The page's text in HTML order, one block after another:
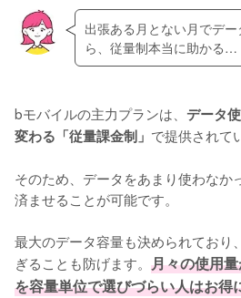
出張ある月とない月でデ
ら、従量制本当に助かる…
bモバイルの主力プランは、 データ
変わる「従量課金制」 で提供されて
そのため、データをあまり使わなか
済ませることが可能です。
最大のデータ容量も決められており
ぎることも防げます。 月々の使用
を容量単位で選びづらい人はお得